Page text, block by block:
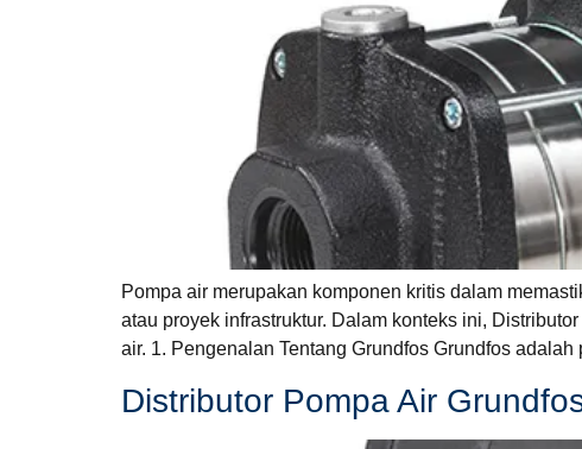
Pompa air merupakan komponen kritis dalam
atau proyek infrastruktur. Dalam konteks ini,
air. 1. Pengenalan Tentang Grundfos Grundfos
Distributor Pompa Air